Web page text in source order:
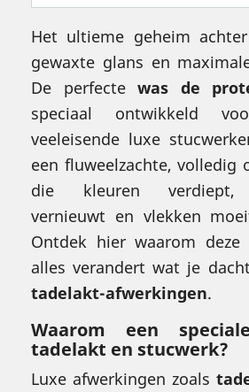
Het ultieme geheim
gewaxte glans en
De perfecte was de
speciaal ontwikkeld
veeleisende luxe
een fluweelzachte, volledig
die kleuren verdiept,
vernieuwt en vlekken
Ontdek hier waarom deze
alles verandert wat je
tadelakt-afwerkingen.
Waarom een
tadelakt en stucwerk?
Luxe afwerkingen zoals